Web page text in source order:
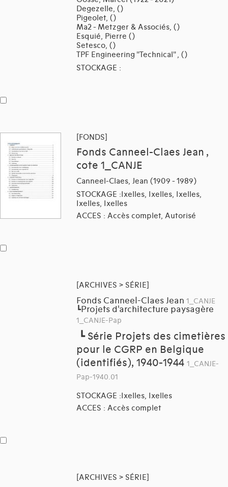
Degezelle, ()
Pigeolet, ()
Ma2 - Metzger & Associés, ()
Esquié, Pierre ()
Setesco, ()
TPF Engineering "Technical" , ()
STOCKAGE :
[FONDS]
Fonds Canneel-Claes Jean ,
cote 1_CANJE
Canneel-Claes, Jean (1909 - 1989)
STOCKAGE :Ixelles, Ixelles, Ixelles,
Ixelles, Ixelles
ACCES : Accès complet, Autorisé
[ARCHIVES > SÉRIE]
Fonds Canneel-Claes Jean 1_CANJE
┗Projets d'architecture paysagère
1_CANJE-Pap
┗ Série Projets des cimetières
pour le CGRP en Belgique
(identifiés), 1940-1944 1_CANJE-
Pap-1940.01
STOCKAGE :Ixelles, Ixelles
ACCES : Accès complet
[ARCHIVES > SÉRIE]